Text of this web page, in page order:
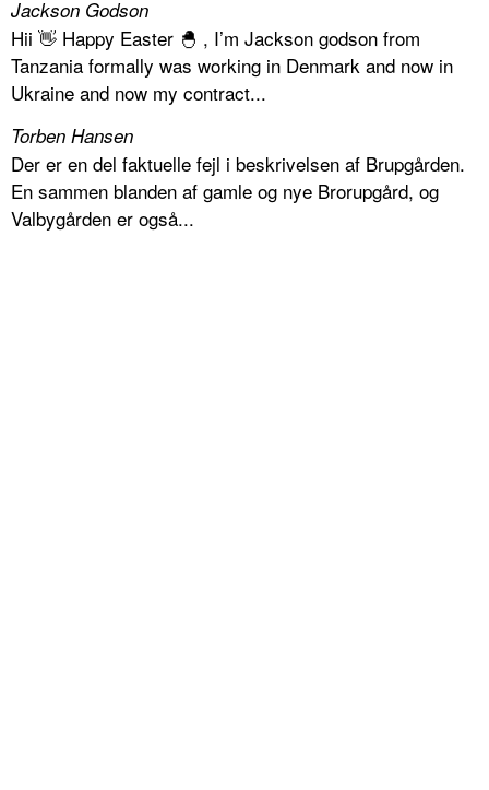
Jackson Godson
Hii 👋 Happy Easter 🐣 , I’m Jackson godson from
Tanzania formally was working in Denmark and now in
Ukraine and now my contract...
Torben Hansen
Der er en del faktuelle fejl i beskrivelsen af Brupgården.
En sammen blanden af gamle og nye Brorupgård, og
Valbygården er også...